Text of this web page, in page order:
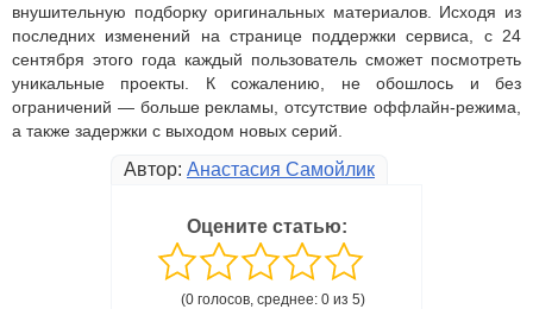
внушительную подборку оригинальных материалов. Исходя из
последних изменений на странице поддержки сервиса, с 24
сентября этого года каждый пользователь сможет посмотреть
уникальные проекты. К сожалению, не обошлось и без
ограничений — больше рекламы, отсутствие оффлайн-режима,
а также задержки с выходом новых серий.
Автор: Анастасия Самойлик
Оцените статью:
(0 голосов, среднее: 0 из 5)